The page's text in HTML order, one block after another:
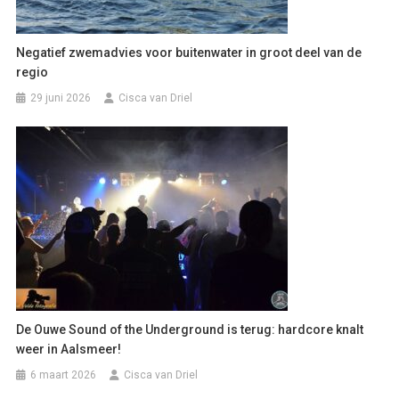
Negatief zwemadvies voor buitenwater in groot deel van de
regio
29 juni 2026 Cisca van Driel
De Ouwe Sound of the Underground is terug: hardcore knalt
weer in Aalsmeer!
6 maart 2026 Cisca van Driel